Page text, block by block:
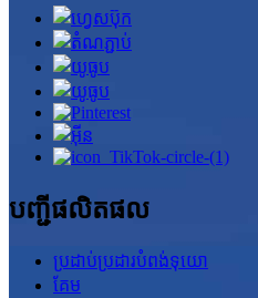
បញ្ជីផលិតផល
ប្រដាប់ប្រដារបំពង់ទុយោ
គែម